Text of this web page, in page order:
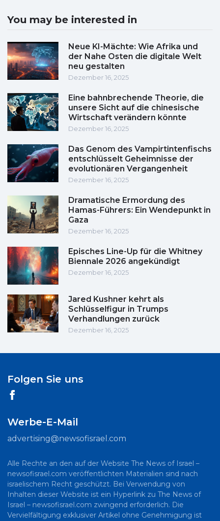
You may be interested in
Neue KI-Mächte: Wie Afrika und
der Nahe Osten die digitale Welt
neu gestalten
Dezember 16, 2025
Eine bahnbrechende Theorie, die
unsere Sicht auf die chinesische
Wirtschaft verändern könnte
Dezember 16, 2025
Das Genom des Vampirtintenfischs
entschlüsselt Geheimnisse der
evolutionären Vergangenheit
Dezember 16, 2025
Dramatische Ermordung des
Hamas-Führers: Ein Wendepunkt in
Gaza
Dezember 16, 2025
Episches Line-Up für die Whitney
Biennale 2026 angekündigt
Dezember 16, 2025
Jared Kushner kehrt als
Schlüsselfigur in Trumps
Verhandlungen zurück
Dezember 16, 2025
Folgen Sie uns
Werbe-E-Mail
advertising@newsofisrael.com
Alle Rechte an den auf der Website The News of Israel –
newsofisrael.com veröffentlichten Materialien sind nach
israelischem Recht geschützt. Bei Verwendung von
Inhalten dieser Website ist ein Hyperlink zu The News of
Israel – newsofisrael.com zwingend erforderlich. Die
Vervielfältigung exklusiver Artikel ohne Genehmigung ist